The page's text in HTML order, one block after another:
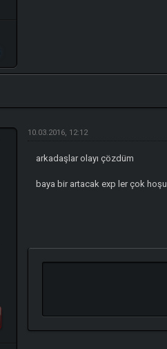
10.03.2016, 12:12
arkadaşlar olayı çözdüm
baya bir artacak exp ler çok